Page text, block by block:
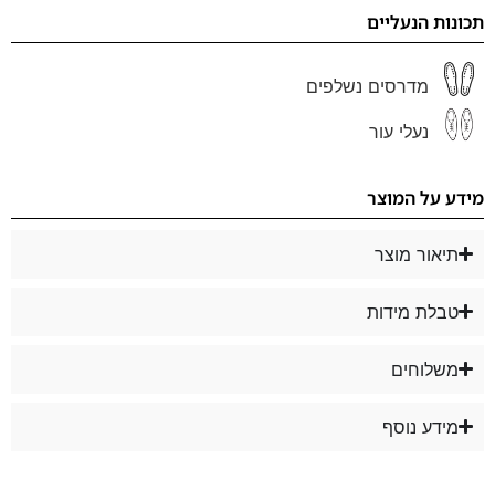
תכונות הנעליים
מדרסים נשלפים
נעלי עור
מידע על המוצר
תיאור מוצר
טבלת מידות
משלוחים
מידע נוסף